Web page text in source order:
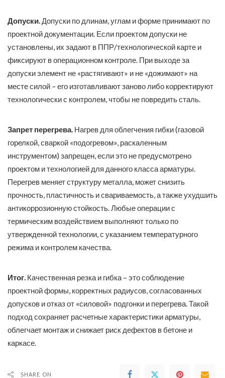
Допуски.Допуски по длинам, углам и форме принимают по
проектной документации. Если проектом допуски не
установлены, их задают в ППР/технологической карте и
фиксируют в операционном контроле. При выходе за
допуски элемент не «растягивают» и не «дожимают» на
месте силой – его изготавливают заново либо корректируют
технологически с контролем, чтобы не повредить сталь.
Запрет перегрева. Нагрев для облегчения гибки (газовой
горелкой, сваркой «подогревом», раскаленным
инструментом) запрещен, если это не предусмотрено
проектом и технологией для данного класса арматуры.
Перегрев меняет структуру металла, может снизить
прочность, пластичность и свариваемость, а также ухудшить
антикоррозионную стойкость. Любые операции с
термическим воздействием выполняют только по
утвержденной технологии, с указанием температурного
режима и контролем качества.
Итог. Качественная резка и гибка – это соблюдение
проектной формы, корректных радиусов, согласованных
допусков и отказ от «силовой» подгонки и перегрева. Такой
подход сохраняет расчетные характеристики арматуры,
облегчает монтаж и снижает риск дефектов в бетоне и
каркасе.
SHARE ON